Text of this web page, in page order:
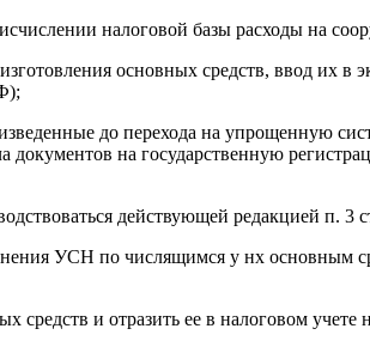
налоговой базы расходы на
основных средств, ввод их
до перехода на упрощенную
документов на государственную
действующей редакцией п.
УСН по числящимся у нх основным
средств и отразить ее в налоговом учете